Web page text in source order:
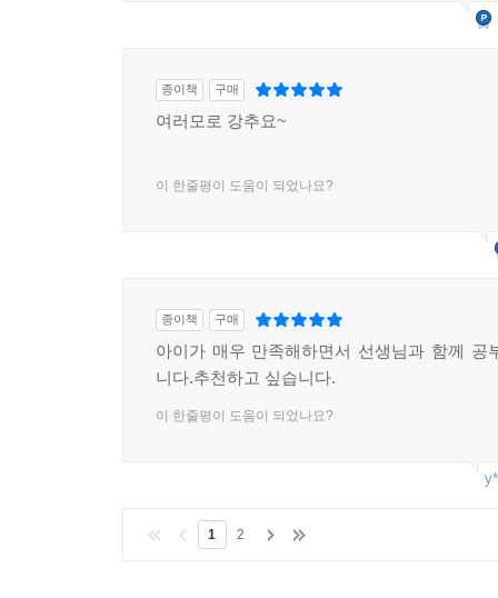
종이책 구매
여러모로 강추요~
이 한줄평이 도움이 되었나요?
종이책 구매
아이가 매우 만족해하면서 선생님과 함께 공
니다.추천하고 싶습니다.
이 한줄평이 도움이 되었나요?
1 2